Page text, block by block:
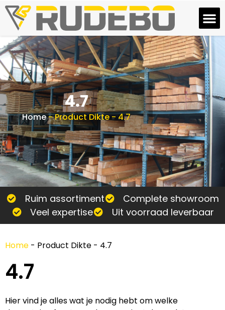
4.7
Home-Product Dikte-4.7
Ruim assortiment
Complete showroom
Veel expertise
Uit voorraad leverbaar
Home - Product Dikte - 4.7
4.7
Hier vind je alles wat je nodig hebt om welke